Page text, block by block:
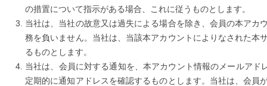
の措置について指示がある場合、これに従うものとします。
当社は、当社の故意又は過失による場合を除き、会員の本ア
務を負いません。当社は、当該本アカウントによりなされた
るものとします。
当社は、会員に対する通知を、本アカウント情報のメールア
定期的に通知アドレスを確認するものとします。当社は、会